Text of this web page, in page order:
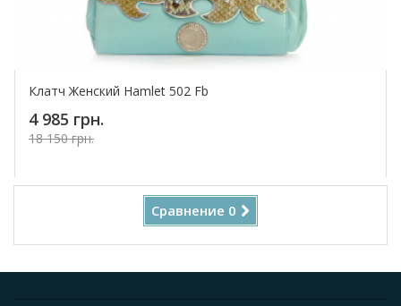
Клатч Женский Hamlet 502 Fb
4 985 грн.
18 150 грн.
Сравнение 0